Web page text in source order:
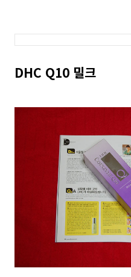
DHC Q10 밀크